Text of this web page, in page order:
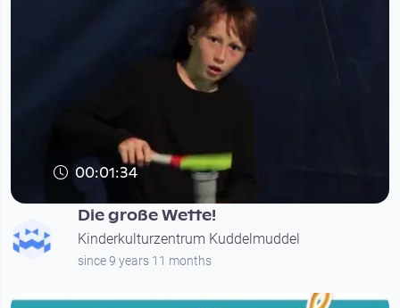
00:01:34
Die große Wette!
Kinderkulturzentrum Kuddelmuddel
since 9 years 11 months